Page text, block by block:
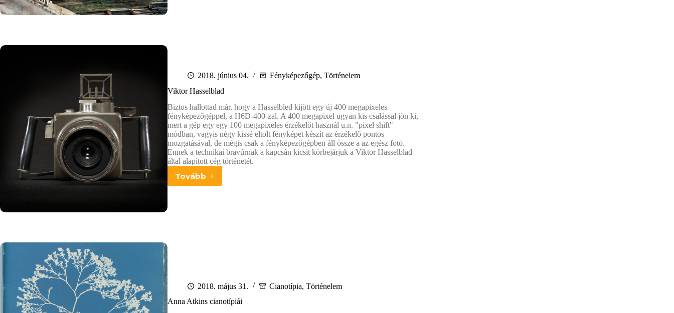
2018. június 04. Fényképezőgép, Történelem
Viktor Hasselblad
Biztos hallottad már, hogy a Hasselbled kijött egy új 400 megapixeles
fényképezőgéppel, a H6D-400-zal. A 400 megapixel ugyan kis csalással jön ki,
mert a gép egy egy 100 megapixeles érzékelőt használ u.n. "pixel shift"
módban, vagyis négy kissé eltolt fényképet készít az érzékelő pontos
mozgatásával, de mégis csak a fényképezőgépben áll össze a az egész fotó.
Ennek a technikai bravúrnak a kapcsán kicsit körbejárjuk a Viktor Hasselblad
által alapított cég történetét.
Tovább
Viktor
2018. május 31. Cianotípia, Történelem
Anna Atkins cianotípiái